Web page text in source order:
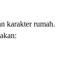
karakter rumah.